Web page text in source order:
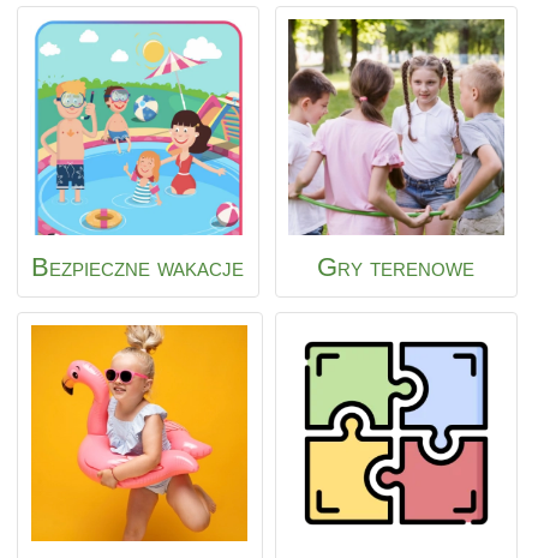
Bezpieczne wakacje Gry terenowe